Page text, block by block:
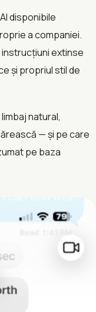
disponibile
a companiei.
extinse
și propriul stil de
natural,
— și pe care
pe baza